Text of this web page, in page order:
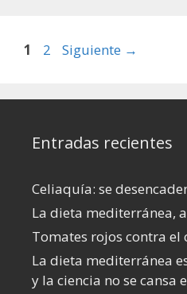
Página
1 Página
2 Siguiente →
Entradas recientes
Celiaquía: se
La dieta mediterránea,
Tomates rojos contra el
La dieta mediterránea
y la ciencia no se cansa